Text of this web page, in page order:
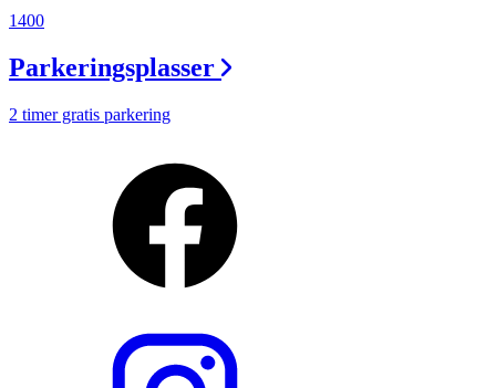
1400
Parkeringsplasser
2 timer gratis parkering